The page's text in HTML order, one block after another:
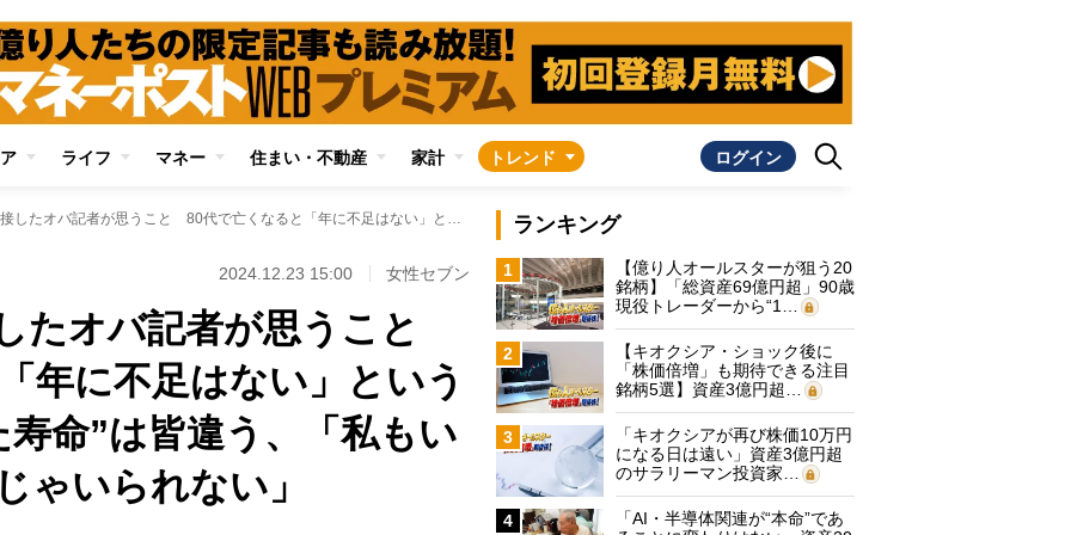
ライフ マネー 住まい・不動産 家計 トレンド ログイン
有名人の訃報に接したオバ記者が思うこと 80代で亡くなると「年に不足はない」というが“持って生まれた寿命”は皆違う、「私もいつまでも見送る側じゃいられない」
2024.12.23 15:00 女性セブン
たオバ記者が思うこと
年に不足はない」という
命”は皆違う、「私もい
ゃいられない」
ランキング
1
【億り人オールスターが狙う20
銘柄】「総資産69億円超」90歳
現役トレーダーから“1…
2
【キオクシア・ショック後に
「株価倍増」も期待できる注目
銘柄5選】資産3億円超…
3
「キオクシアが再び株価10万円
になる日は遠い」資産3億円超
のサラリーマン投資家…
4
「AI・半導体関連が“本命”であ